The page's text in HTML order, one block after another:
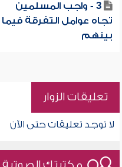
3 - واجب المسلمين
تجاه عوامل التفرقة فيما
بينهم
تعليقات الزوار
لا توجد تعليقات حتى الآن